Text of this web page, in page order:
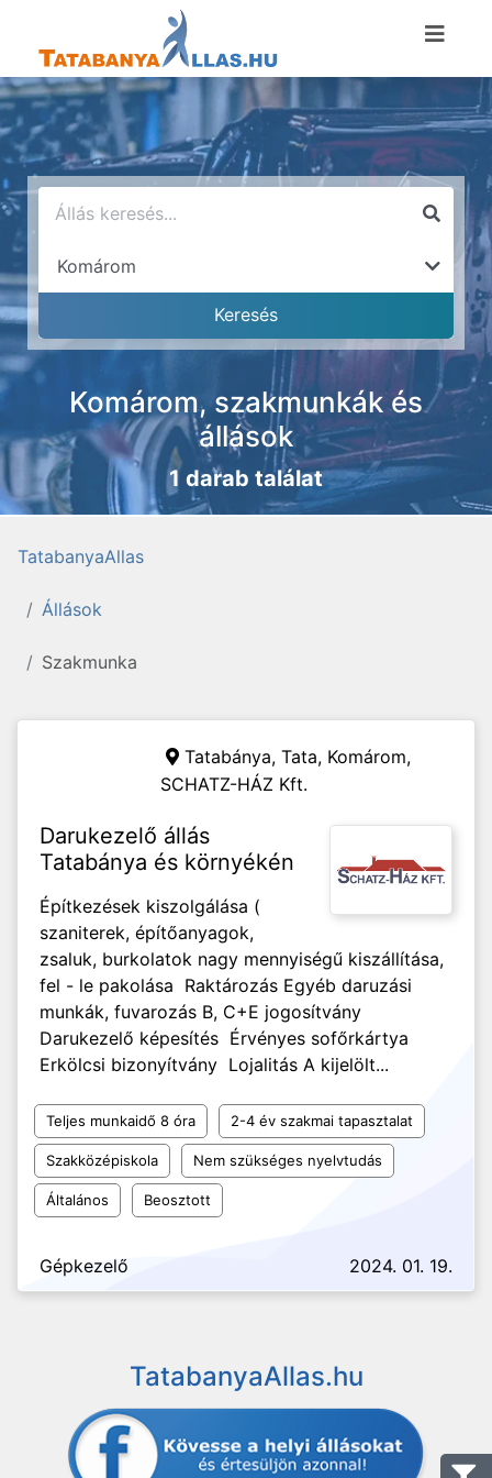
Komárom, szakmunkák és
állások
1 darab találat
TatabanyaAllas
Állások
Szakmunka
Tatabánya, Tata, Komárom,
SCHATZ-HÁZ Kft.
Darukezelő állás
Tatabánya és környékén
Építkezések kiszolgálása (
szaniterek, építőanyagok,
zsaluk, burkolatok nagy mennyiségű kiszállítása,
fel - le pakolása Raktározás Egyéb daruzási
munkák, fuvarozás B, C+E jogosítvány
Darukezelő képesítés Érvényes sofőrkártya
Erkölcsi bizonyítvány Lojalitás A kijelölt...
Teljes munkaidő 8 óra 2-4 év szakmai tapasztalat
Szakközépiskola Nem szükséges nyelvtudás
Általános Beosztott
Gépkezelő 2024. 01. 19.
TatabanyaAllas.hu